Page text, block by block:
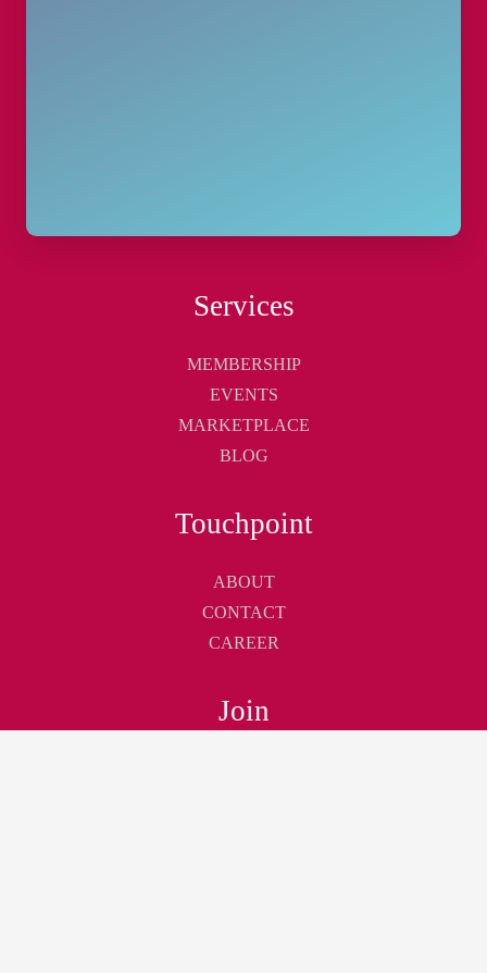
Services
MEMBERSHIP
EVENTS
MARKETPLACE
BLOG
Touchpoint
ABOUT
CONTACT
CAREER
Join